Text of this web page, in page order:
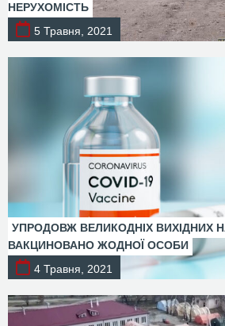
НЕРУХОМІСТЬ
5 Травня, 2021
УПРОДОВЖ ВЕЛИКОДНІХ ВИХІДНИХ
ВАКЦИНОВАНО ЖОДНОЇ ОСОБИ
4 Травня, 2021